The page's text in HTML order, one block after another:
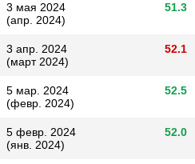
3 мая 2024
(апр. 2024)
51.3
3 апр. 2024
(март 2024)
52.1
5 мар. 2024
(февр. 2024)
52.5
5 февр. 2024
(янв. 2024)
52.0